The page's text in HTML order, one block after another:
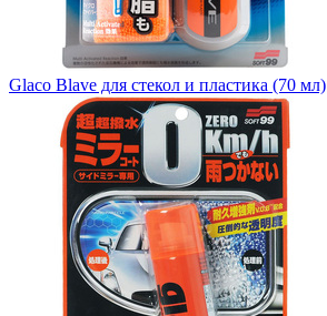
Glaco Blave для стекол и пластика (70 мл)